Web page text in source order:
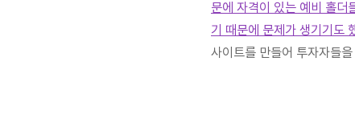
문에 자격이 있는 예비 홀더
기 때문에 문제가 생기기도
사이트를 만들어 투자자들